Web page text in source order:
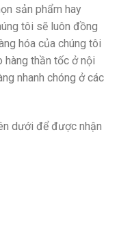
sản phẩm hay
tôi sẽ luôn đồng
hóa của chúng tôi
hàng thần tốc ở nội
nhanh chóng ở các
dưới để được nhận